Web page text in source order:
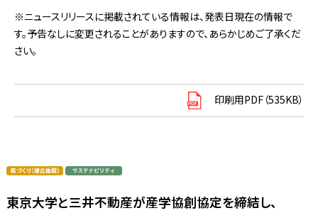
※ニュースリリースに掲載されている情報は、発表日現在の情報で
す。予告なしに変更されることがありますので、あらかじめご了承くだ
さい。
印刷用PDF（535KB）
東京大学と三井不動産が産学協創協定を締結し、